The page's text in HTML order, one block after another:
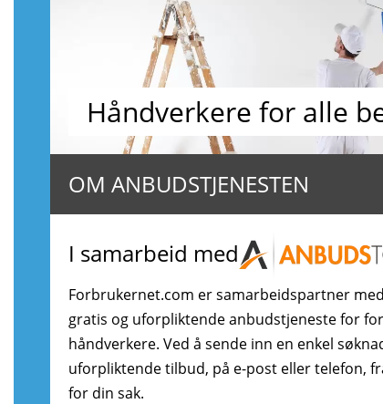
Håndverkere for alle
OM ANBUDSTJENESTEN
I samarbeid med
Forbrukernet.com er samarbeidspartner
gratis og uforpliktende anbudstjeneste for
håndverkere. Ved å sende inn en enkel
uforpliktende tilbud, på e-post eller telefon,
for din sak.